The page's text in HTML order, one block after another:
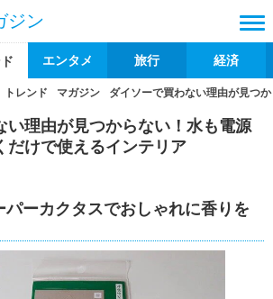
ジン
エンタメ 旅行 経済
トレンド マガジン ダイソーで買わない理由が見つ
い理由が見つからない！水も電源
けで使えるインテリア
パーカクタスでおしゃれに香りを